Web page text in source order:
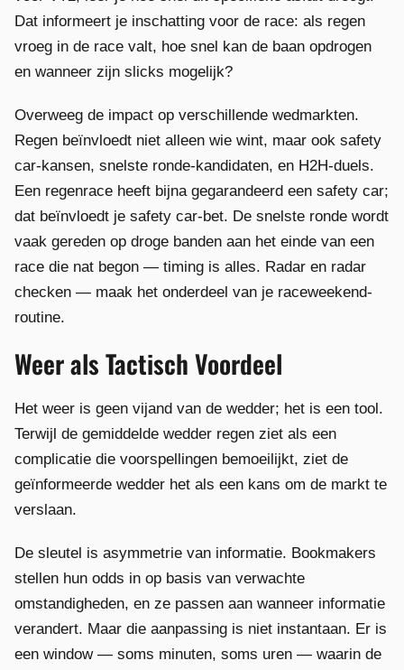
Dat informeert je inschatting voor de race: als regen
vroeg in de race valt, hoe snel kan de baan opdrogen
en wanneer zijn slicks mogelijk?
Overweeg de impact op verschillende wedmarkten.
Regen beïnvloedt niet alleen wie wint, maar ook safety
car-kansen, snelste ronde-kandidaten, en H2H-duels.
Een regenrace heeft bijna gegarandeerd een safety car;
dat beïnvloedt je safety car-bet. De snelste ronde wordt
vaak gereden op droge banden aan het einde van een
race die nat begon — timing is alles. Radar en radar
checken — maak het onderdeel van je raceweekend-
routine.
Weer als Tactisch Voordeel
Het weer is geen vijand van de wedder; het is een tool.
Terwijl de gemiddelde wedder regen ziet als een
complicatie die voorspellingen bemoeilijkt, ziet de
geïnformeerde wedder het als een kans om de markt te
verslaan.
De sleutel is asymmetrie van informatie. Bookmakers
stellen hun odds in op basis van verwachte
omstandigheden, en ze passen aan wanneer informatie
verandert. Maar die aanpassing is niet instantaan. Er is
een window — soms minuten, soms uren — waarin de